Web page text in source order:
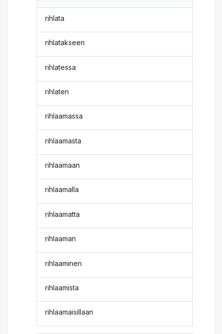
rihlata
rihlatakseen
rihlatessa
rihlaten
rihlaamassa
rihlaamasta
rihlaamaan
rihlaamalla
rihlaamatta
rihlaaman
rihlaaminen
rihlaamista
rihlaamaisillaan